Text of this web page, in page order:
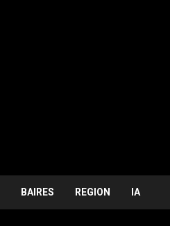
BAIRES REGION IA